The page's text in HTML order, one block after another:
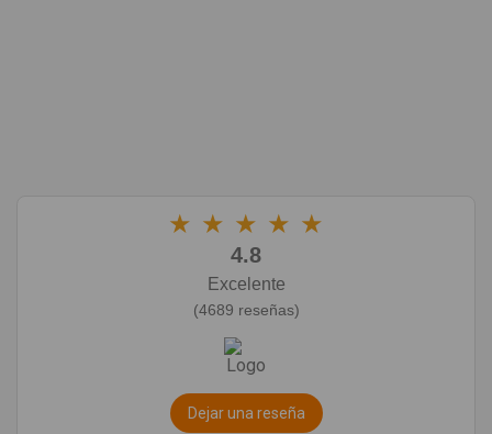
★ ★ ★ ★ ★
4.8
Excelente
(4689 reseñas)
Dejar una reseña